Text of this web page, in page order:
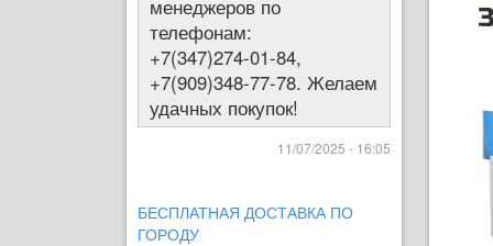
менеджеров по
телефонам:
+7(347)274-01-84,
+7(909)348-77-78. Желаем
удачных покупок!
11/07/2025 - 16:05
БЕСПЛАТНАЯ ДОСТАВКА ПО
ГОРОДУ